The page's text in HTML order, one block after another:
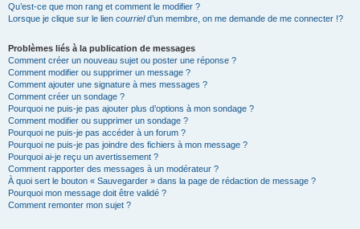
Qu’est-ce que mon rang et comment le modifier ?
Lorsque je clique sur le lien courrield’un membre, on me demande de me connecter !?
Problèmes liés à la publication de messages
Comment créer un nouveau sujet ou poster une réponse ?
Comment modifier ou supprimer un message ?
Comment ajouter une signature à mes messages ?
Comment créer un sondage ?
Pourquoi ne puis-je pas ajouter plus d’options à mon sondage ?
Comment modifier ou supprimer un sondage ?
Pourquoi ne puis-je pas accéder à un forum ?
Pourquoi ne puis-je pas joindre des fichiers à mon message ?
Pourquoi ai-je reçu un avertissement ?
Comment rapporter des messages à un modérateur ?
À quoi sert le bouton « Sauvegarder » dans la page de rédaction de message ?
Pourquoi mon message doit être validé ?
Comment remonter mon sujet ?